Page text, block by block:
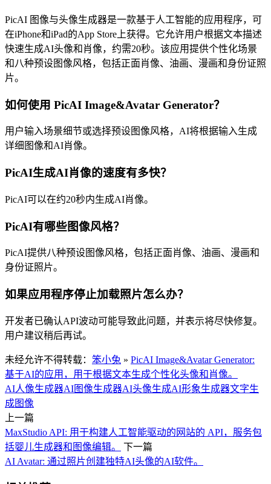
PicAI 图像与头像生成器是一款基于人工智能的应用程序，可
在iPhone和iPad的App Store上获得。它允许用户根据文本描述
快速生成AI头像和肖像，约需20秒。该应用提供个性化场景
和八种预设图像风格，包括正面肖像、油画、漫画和身份证照
片。
如何使用 PicAI Image&Avatar Generator？
用户输入场景细节或选择预设图像风格，AI将根据输入生成
详细图像和AI肖像。
PicAI生成AI肖像的速度有多快？
PicAI可以在约20秒内生成AI肖像。
PicAI有哪些图像风格？
PicAI提供八种预设图像风格，包括正面肖像、油画、漫画和
身份证照片。
如果应用程序停止加载照片怎么办？
开发者已确认API波动可能导致此问题，并表示将尽快修复。
用户建议稍后再试。
未经允许不得转载： 笨小兔 » PicAI Image&Avatar Generator:
基于AI的应用，用于根据文本生成个性化头像和肖像。
AI人像生成器AI图像生成器AI头像生成AI形象生成器文字生
成图像
上一篇
MaxStudio API: 用于构建人工智能驱动的网站的 API，服务包
括婴儿生成器和图像编辑。
下一篇
AI Avatar: 通过照片创建独特AI头像的AI软件。